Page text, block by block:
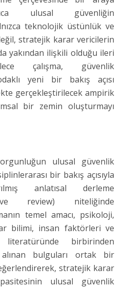
ulusal güvenliğin
teknolojik üstünlük ve
stratejik karar vericilerin
yakından ilişkili olduğu ileri
çalışma, güvenlik
yeni bir bakış açısı
gerçekleştirilecek ampirik
bir zemin oluşturmayı
ulusal güvenlik
bir bakış açısıyla
anlatısal derleme
review) niteliğinde
temel amacı, psikoloji,
bilimi, insan faktörleri ve
literatüründe birbirinden
bulguları ortak bir
stratejik karar
ulusal güvenlik